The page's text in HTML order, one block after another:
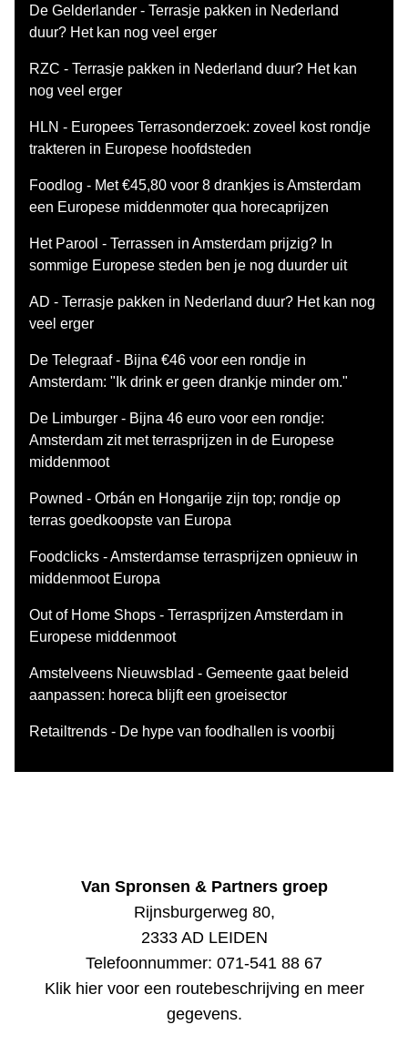
De Gelderlander - Terrasje pakken in Nederland
duur? Het kan nog veel erger
RZC - Terrasje pakken in Nederland duur? Het kan
nog veel erger
HLN - Europees Terrasonderzoek: zoveel kost rondje
trakteren in Europese hoofdsteden
Foodlog - Met €45,80 voor 8 drankjes is Amsterdam
een Europese middenmoter qua horecaprijzen
Het Parool - Terrassen in Amsterdam prijzig? In
sommige Europese steden ben je nog duurder uit
AD - Terrasje pakken in Nederland duur? Het kan nog
veel erger
De Telegraaf - Bijna €46 voor een rondje in
Amsterdam: "Ik drink er geen drankje minder om."
De Limburger - Bijna 46 euro voor een rondje:
Amsterdam zit met terrasprijzen in de Europese
middenmoot
Powned - Orbán en Hongarije zijn top; rondje op
terras goedkoopste van Europa
Foodclicks - Amsterdamse terrasprijzen opnieuw in
middenmoot Europa
Out of Home Shops - Terrasprijzen Amsterdam in
Europese middenmoot
Amstelveens Nieuwsblad - Gemeente gaat beleid
aanpassen: horeca blijft een groeisector
Retailtrends - De hype van foodhallen is voorbij
Van Spronsen & Partners groep
Rijnsburgerweg 80,
2333 AD LEIDEN
Telefoonnummer: 071-541 88 67
Klik hier voor een routebeschrijving en meer
gegevens.